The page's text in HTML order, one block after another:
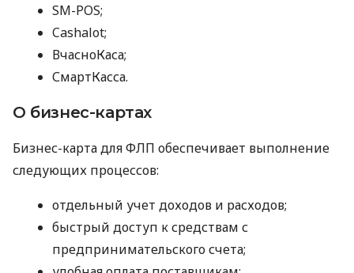
SM-POS;
Cashalot;
ВчасноКаса;
СмартКасса.
О бизнес-картах
Бизнес-карта для ФЛП обеспечивает выполнение
следующих процессов:
отдельный учет доходов и расходов;
быстрый доступ к средствам с
предпринимательского счета;